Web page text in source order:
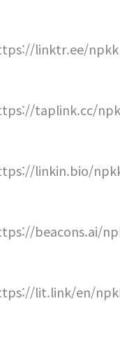
linktr.ee/npkk
taplink.cc/
linkin.bio/
beacons.ai/
lit.link/en/